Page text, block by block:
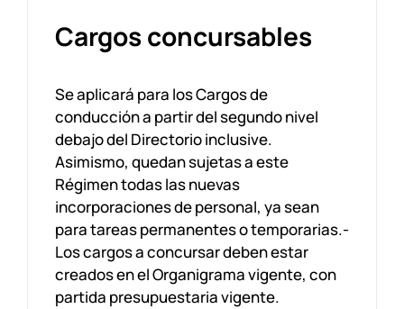
Cargos concursables
Se aplicará para los Cargos de
conducción a partir del segundo nivel
debajo del Directorio inclusive.
Asimismo, quedan sujetas a este
Régimen todas las nuevas
incorporaciones de personal, ya sean
para tareas permanentes o temporarias.-
Los cargos a concursar deben estar
creados en el Organigrama vigente, con
partida presupuestaria vigente.